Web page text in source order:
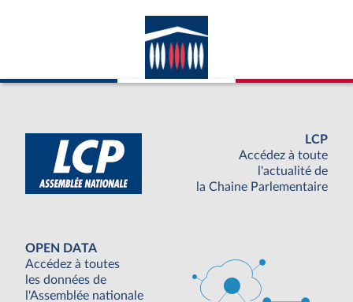
LCP
Accédez à toute
l'actualité de
la Chaine Parlementaire
OPEN DATA
Accédez à toutes
les données de
l'Assemblée nationale